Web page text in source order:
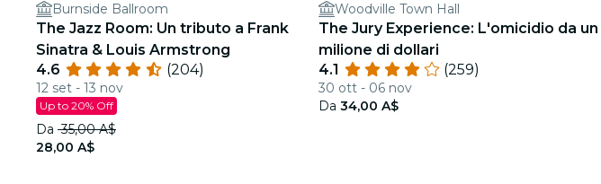
Burnside Ballroom
The Jazz Room: Un tributo a Frank
Sinatra & Louis Armstrong
4.6
(204)
12 set - 13 nov
Up to 20% Off
Da 35,00 A$
28,00 A$
Woodville Town Hall
The Jury Experience: L'omicidio da un
milione di dollari
4.1
(259)
30 ott - 06 nov
Da 34,00 A$